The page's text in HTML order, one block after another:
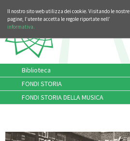
Il nostro sito web utilizza dei cookie. Visitando le nostre
pagine, l’utente accetta le regole riportate nell’
informativa.
Biblioteca
FONDI STORIA
FONDI STORIA DELLA MUSICA